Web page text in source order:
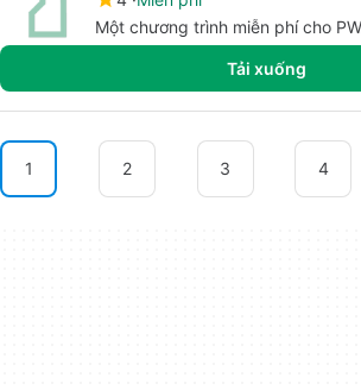
Một chương trình miễn phí cho
Tải xuống
1 2 3 4